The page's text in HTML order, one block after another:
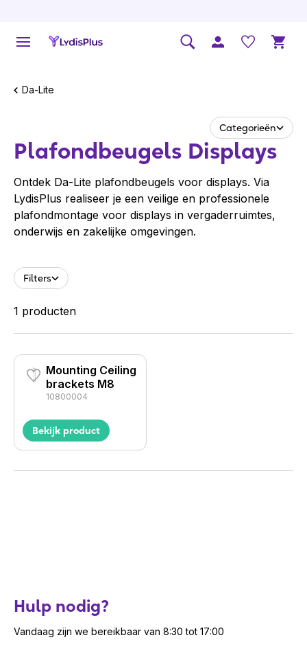
Da-Lite
Categorieën
Plafond­beugels Displays
Ontdek Da-Lite plafondbeugels voor displays. Via
LydisPlus realiseer je een veilige en professionele
plafondmontage voor displays in vergaderruimtes,
onderwijs en zakelijke omgevingen.
Filters
1 producten
Mounting Ceiling
brackets M8
10800004
Bekijk product
Hulp nodig?
Vandaag zijn we bereikbaar van 8:30 tot 17:00